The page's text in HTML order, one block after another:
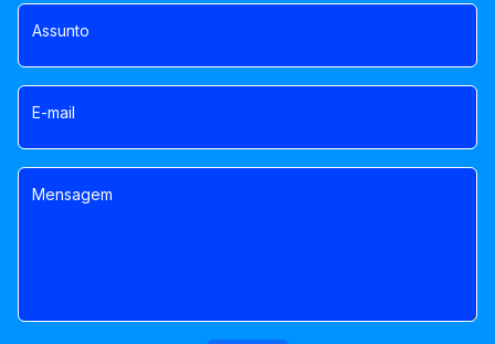
Assunto
E-mail
Mensagem